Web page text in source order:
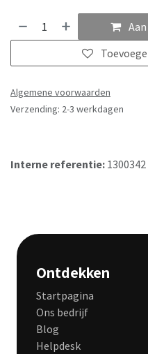
Algemene voorwaarden
Verzending: 2-3 werkdagen
Interne referentie: 1300342
Ontdekken
Startpagina
Ons bedrijf
Blog
Helpdesk